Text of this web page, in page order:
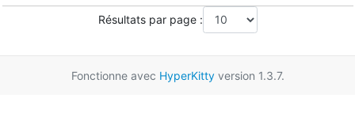
Résultats par page :
Fonctionne avec HyperKittyversion 1.3.7.